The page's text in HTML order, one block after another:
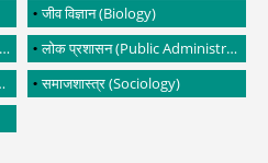
जीव विज्ञान (Biology)
लोक प्रशासन (Public Administration)
समाजशास्त्र (Sociology)